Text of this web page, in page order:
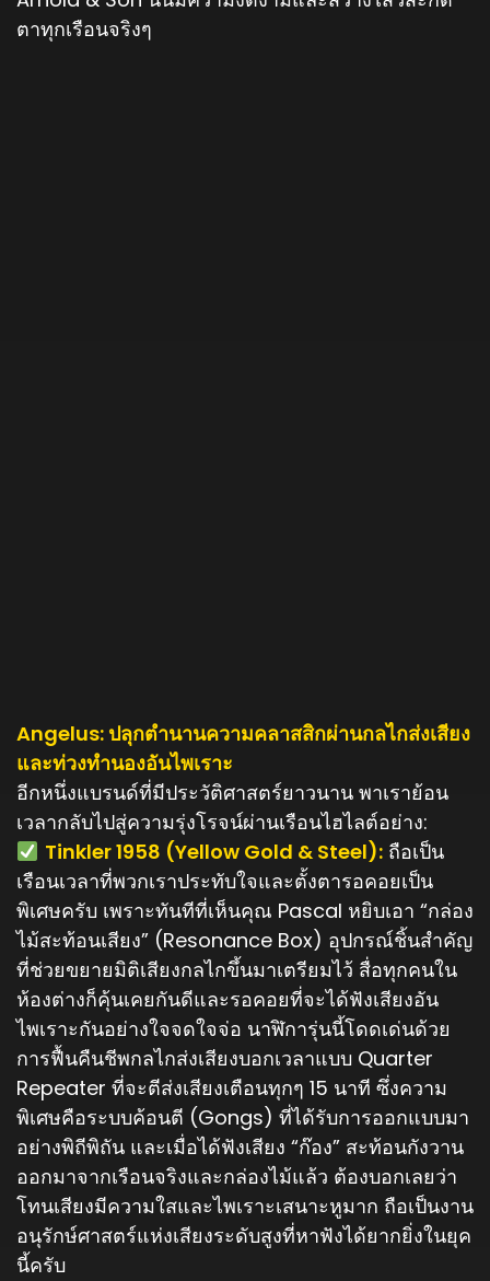
ตาทุกเรือนจริงๆ
Angelus: ปลุกตำนานความคลาสสิกผ่านกลไกส่งเสียง
และท่วงทำนองอันไพเราะ
อีกหนึ่งแบรนด์ที่มีประวัติศาสตร์ยาวนาน พาเราย้อน
เวลากลับไปสู่ความรุ่งโรจน์ผ่านเรือนไฮไลต์อย่าง:
Tinkler 1958 (Yellow Gold & Steel):ถือเป็น
เรือนเวลาที่พวกเราประทับใจและตั้งตารอคอยเป็น
พิเศษครับ เพราะทันทีที่เห็นคุณ Pascal หยิบเอา “กล่อง
ไม้สะท้อนเสียง” (Resonance Box) อุปกรณ์ชิ้นสำคัญ
ที่ช่วยขยายมิติเสียงกลไกขึ้นมาเตรียมไว้ สื่อทุกคนใน
ห้องต่างก็คุ้นเคยกันดีและรอคอยที่จะได้ฟังเสียงอัน
ไพเราะกันอย่างใจจดใจจ่อ นาฬิการุ่นนี้โดดเด่นด้วย
การฟื้นคืนชีพกลไกส่งเสียงบอกเวลาแบบ Quarter
Repeater ที่จะตีส่งเสียงเตือนทุกๆ 15 นาที ซึ่งความ
พิเศษคือระบบค้อนตี (Gongs) ที่ได้รับการออกแบบมา
อย่างพิถีพิถัน และเมื่อได้ฟังเสียง “ก๊อง” สะท้อนกังวาน
ออกมาจากเรือนจริงและกล่องไม้แล้ว ต้องบอกเลยว่า
โทนเสียงมีความใสและไพเราะเสนาะหูมาก ถือเป็นงาน
อนุรักษ์ศาสตร์แห่งเสียงระดับสูงที่หาฟังได้ยากยิ่งในยุค
นี้ครับ